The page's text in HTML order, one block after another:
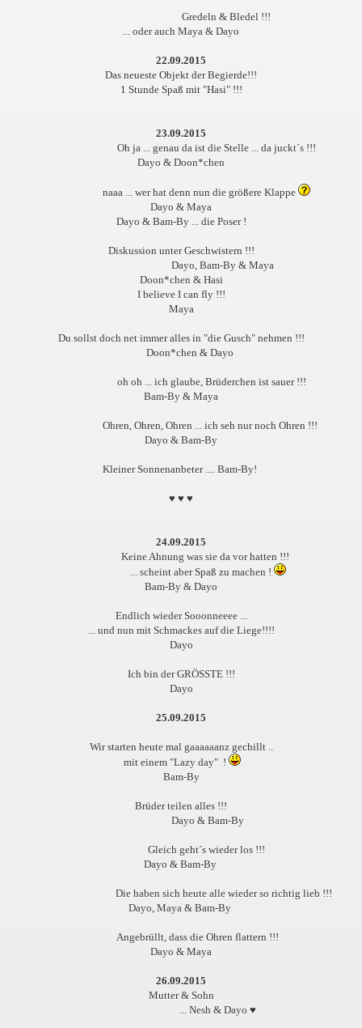
Gredeln & Bledel !!!
... oder auch Maya & Dayo
22.09.2015
Das neueste Objekt der Begierde!!!
1 Stunde Spaß mit "Hasi" !!!
23.09.2015
Oh ja ... genau da ist die Stelle ... da juckt´s !!!
Dayo & Doon*chen
naaa ... wer hat denn nun die größere Klappe
Dayo & Maya
Dayo & Bam-By ... die Poser !
Diskussion unter Geschwistern !!!
Dayo, Bam-By & Maya
Doon*chen & Hasi
I believe I can fly !!!
Maya
Du sollst doch net immer alles in "die Gusch" nehmen !!!
Doon*chen & Dayo
oh oh ... ich glaube, Brüderchen ist sauer !!!
Bam-By & Maya
Ohren, Ohren, Ohren ... ich seh nur noch Ohren !!!
Dayo & Bam-By
Kleiner Sonnenanbeter .... Bam-By!
♥ ♥ ♥
24.09.2015
Keine Ahnung was sie da vor hatten !!!
... scheint aber Spaß zu machen !
Bam-By & Dayo
Endlich wieder Sooonneeee ...
... und nun mit Schmackes auf die Liege!!!!
Dayo
Ich bin der GRÖSSTE !!!
Dayo
25.09.2015
Wir starten heute mal gaaaaaanz gechillt ..
mit einem "Lazy day" !
Bam-By
Brüder teilen alles !!!
Dayo & Bam-By
Gleich geht´s wieder los !!!
Dayo & Bam-By
Die haben sich heute alle wieder so richtig lieb !!!
Dayo, Maya & Bam-By
Angebrüllt, dass die Ohren flattern !!!
Dayo & Maya
26.09.2015
Mutter & Sohn
... Nesh & Dayo ♥